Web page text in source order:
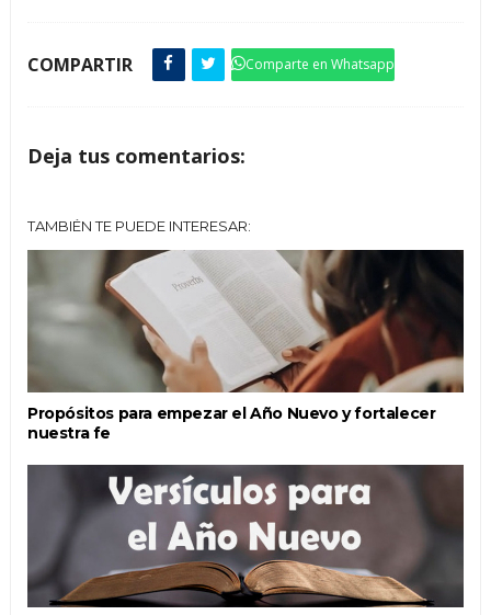
COMPARTIR Comparte en Whatsapp
Deja tus comentarios:
TAMBIÉN TE PUEDE INTERESAR:
Propósitos para empezar el Año Nuevo y fortalecer
nuestra fe